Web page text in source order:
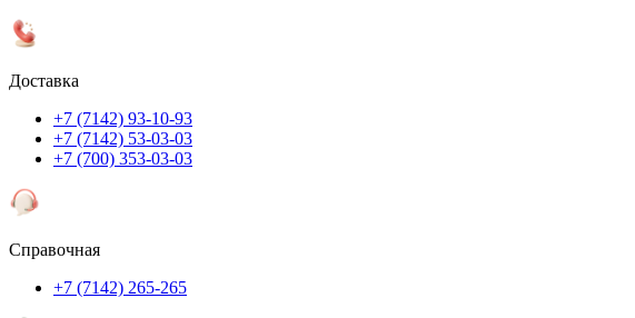
Доставка
+7 (7142) 93-10-93
+7 (7142) 53-03-03
+7 (700) 353-03-03
Справочная
+7 (7142) 265-265